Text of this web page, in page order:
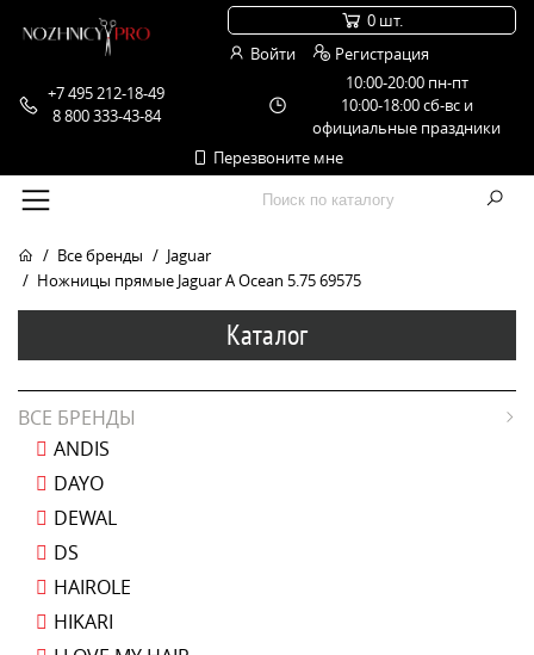
+7 495 212-18-49
8 800 333-43-84
10:00-20:00 пн-пт
10:00-18:00 сб-вс и
официальные праздники
Перезвоните мне
0 шт.
Войти
Регистрация
Все бренды
Jaguar
Ножницы прямые Jaguar A Ocean 5.75 69575
Каталог
ВСЕ БРЕНДЫ
ANDIS
DAYO
DEWAL
DS
HAIROLE
HIKARI